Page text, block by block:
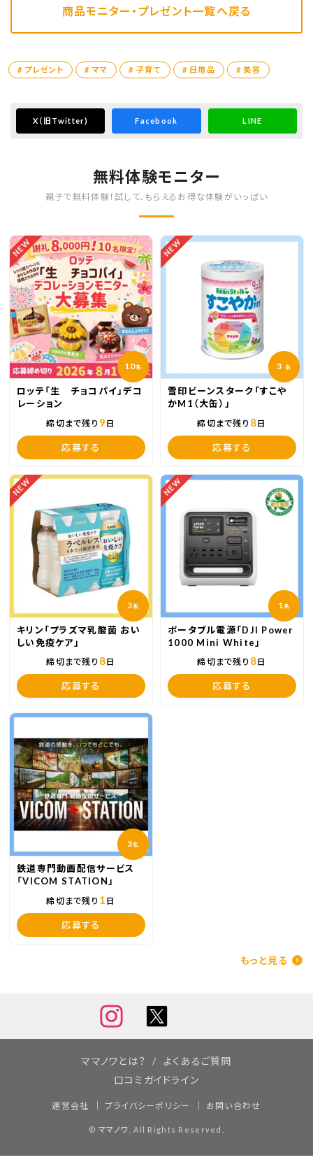
商品モニター・プレゼント一覧へ戻る
# プレゼント # ママ # 子育て # 日用品 # 美容
X （旧Twitter) Facebook LINE
無料体験モニター
親子で無料体験！試して、もらえるお得な体験がいっぱい
NEW
10名
ロッテ「生 チョコパイ」デコ
レーション
締切まで残り 9 日
応募する
NEW
3 名
雪印ビーンスターク「すこや
かM1（大缶）」
締切まで残り 8日
応募する
NEW
3名
キリン「プラズマ乳酸菌 おい
しい免疫ケア」
締切まで残り 8日
応募する
NEW
1 名
ポータブル電源「DJI Power
1000 Mini White」
締切まで残り 8日
応募する
3名
鉄道専門動画配信サービス
「VICOM STATION」
締切まで残り 1 日
応募する
もっと見る
ママノワとは？
よくあるご質問
口コミガイドライン
運営会社 プライバシーポリシー お問い合わせ
© ママノワ . All Rights Reserved.